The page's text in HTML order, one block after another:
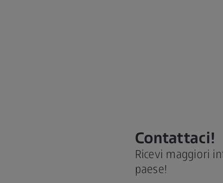
Contattaci!
Ricevi maggiori
paese!